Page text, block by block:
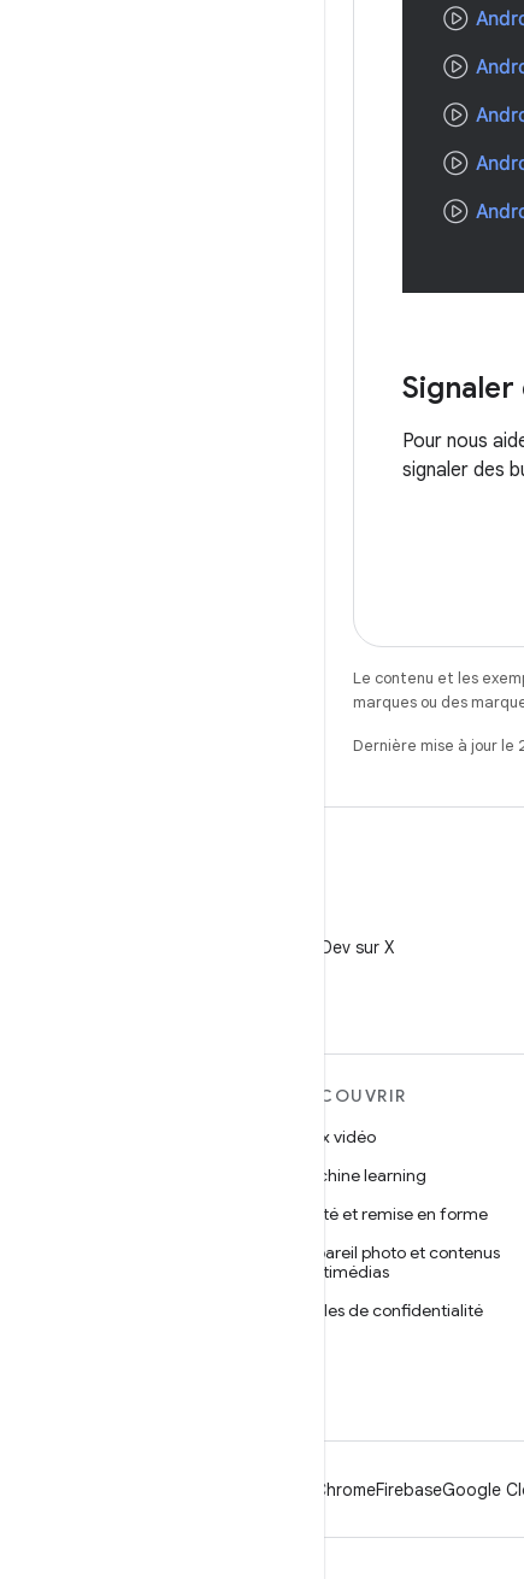
Signaler
Pour nous
signaler des
Le contenu et les
marques ou des
Dernière mise à jour le
Suivez @AndroidDev sur X
DÉCOUVRIR
Jeux vidéo
Machine learning
Santé et remise en forme
Appareil photo et contenus
multimédias
Règles de confidentialité
ChromeFirebaseGoogle